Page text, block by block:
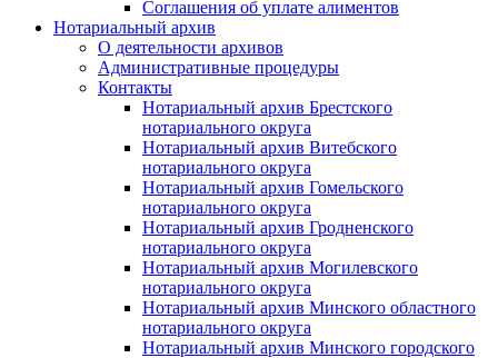
Соглашения об уплате алиментов
Нотариальный архив
О деятельности архивов
Административные процедуры
Контакты
Нотариальный архив Брестского
нотариального округа
Нотариальный архив Витебского
нотариального округа
Нотариальный архив Гомельского
нотариального округа
Нотариальный архив Гродненского
нотариального округа
Нотариальный архив Могилевского
нотариального округа
Нотариальный архив Минского областного
нотариального округа
Нотариальный архив Минского городского